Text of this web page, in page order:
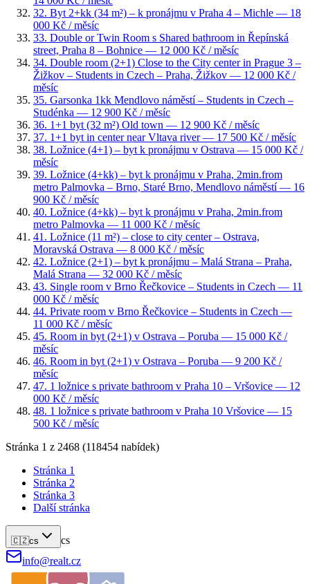
32. Byt 2+kk (34 m²) – k pronájmu v Praha 4 – Michle — 18
000 Kč / měsíc
33. Double or Twin Room s Shared bathroom in Řepínská
street, Praha 8 – Bohnice — 12 000 Kč / měsíc
34. Double room (2+1) Close to the City center in Prague 3 –
Žižkov – Students in Czech – Praha, Žižkov — 12 000 Kč /
měsíc
35. Garsonka 1kk Mendlovo náměstí – Students in Czech –
Studénka — 12 900 Kč / měsíc
36. 1+1 byt (32 m²) Old town — 12 900 Kč / měsíc
37. 1+1 byt in center near Vltava river— 17 500 Kč / měsíc
38. Ložnice (4+1) – byt k pronájmu v Ostrava — 15 000 Kč /
měsíc
39. Ložnice (4+kk) – byt k pronájmu v Praha, 2min.from
metro Palmovka – Brno, Staré Brno, Mendlovo náměstí— 16
900 Kč / měsíc
40. Ložnice (4+kk) – byt k pronájmu v Praha, 2min.from
metro Palmovka — 11 000 Kč / měsíc
41 . Ložnice (11 m²) – close to city center – Ostrava,
Moravská Ostrava — 8 000 Kč / měsíc
42. Ložnice (2+1) – byt k pronájmu – Malá Strana – Praha,
Malá Strana — 32 000 Kč / měsíc
43. Single room v Brno Řečkovice – Students in Czech — 11
000 Kč / měsíc
44. Private room v Brno Řečkovice – Students in Czech —
11 000 Kč / měsíc
45. Room in byt (2+1) v Ostrava – Poruba — 15 000 Kč /
měsíc
46. Room in byt (2+1) v Ostrava – Poruba — 9 200 Kč /
měsíc
47. 1 ložnice s private bathroom v Praha 10 – Vršovice — 12
000 Kč / měsíc
48. 1 ložnice s private bathroom v Praha 10 Vršovice — 15
500 Kč / měsíc
Stránka 1 z 2468 (118454 nabídek)
Stránka 1
Stránka 2
Stránka 3
Další stránka
🇨🇿cs
cs
info@realt.cz